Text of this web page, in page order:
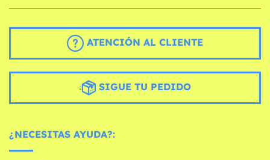
ATENCIÓN AL CLIENTE
SIGUE TU PEDIDO
¿NECESITAS AYUDA?: